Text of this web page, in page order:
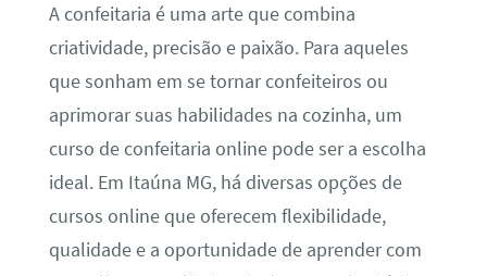
A confeitaria é uma arte que combina
criatividade, precisão e paixão. Para aqueles
que sonham em se tornar confeiteiros ou
aprimorar suas habilidades na cozinha, um
curso de confeitaria online pode ser a escolha
ideal. Em Itaúna MG, há diversas opções de
cursos online que oferecem flexibilidade,
qualidade e a oportunidade de aprender com